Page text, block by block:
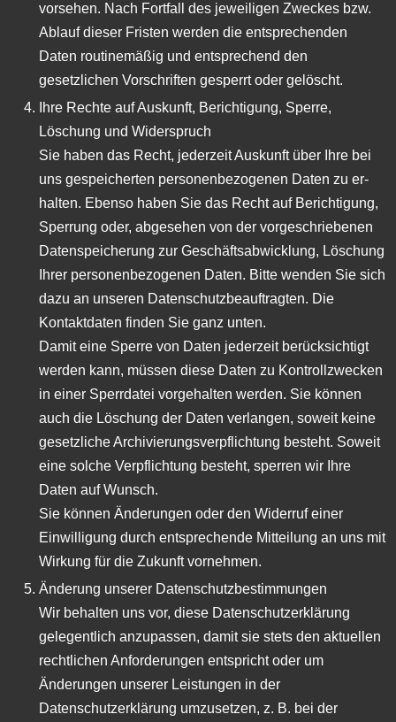
vorsehen. Nach Fortfall des jeweiligen Zweckes bzw.
Ablauf dieser Fristen werden die entsprechenden
Daten routinemäßig und entsprechend den
gesetzlichen Vorschriften gesperrt oder gelöscht.
Ihre Rechte auf Auskunft, Berichtigung, Sperre,
Löschung und Widerspruch
Sie haben das Recht, jederzeit Auskunft über Ihre bei
uns gespeicherten personenbezogenen Daten zu er-
halten. Ebenso haben Sie das Recht auf Berichtigung,
Sperrung oder, abgesehen von der vorgeschriebenen
Datenspeicherung zur Geschäftsabwicklung, Löschung
Ihrer personenbezogenen Daten. Bitte wenden Sie sich
dazu an unseren Datenschutzbeauftragten. Die
Kontaktdaten finden Sie ganz unten.
Damit eine Sperre von Daten jederzeit berücksichtigt
werden kann, müssen diese Daten zu Kontrollzwecken
in einer Sperrdatei vorgehalten werden. Sie können
auch die Löschung der Daten verlangen, soweit keine
gesetzliche Archivierungsverpflichtung besteht. Soweit
eine solche Verpflichtung besteht, sperren wir Ihre
Daten auf Wunsch.
Sie können Änderungen oder den Widerruf einer
Einwilligung durch entsprechende Mitteilung an uns mit
Wirkung für die Zukunft vornehmen.
Änderung unserer Datenschutzbestimmungen
Wir behalten uns vor, diese Datenschutzerklärung
gelegentlich anzupassen, damit sie stets den aktuellen
rechtlichen Anforderungen entspricht oder um
Änderungen unserer Leistungen in der
Datenschutzerklärung umzusetzen, z. B. bei der